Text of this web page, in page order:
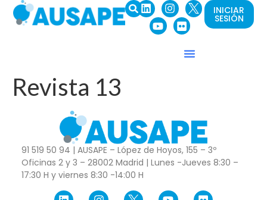
INICIAR
SESIÓN
Revista 13
91 519 50 94 | AUSAPE – López de Hoyos, 155 – 3º
Oficinas 2 y 3 – 28002 Madrid | Lunes -Jueves 8:30 –
17:30 H y viernes 8:30 -14:00 H